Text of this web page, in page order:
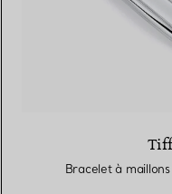
Bracelet à